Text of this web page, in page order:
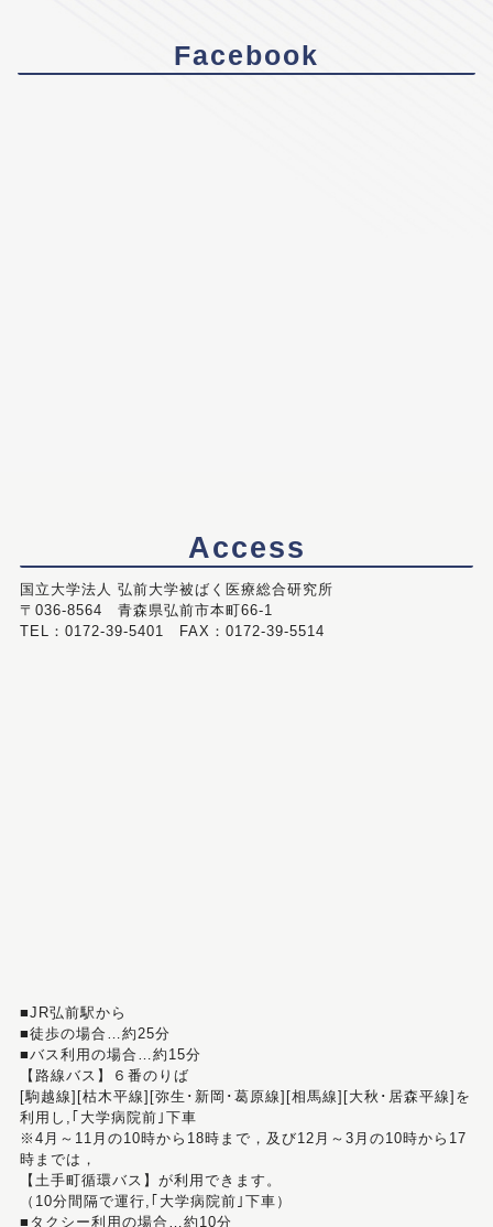
Facebook
Access
国立大学法人 弘前大学被ばく医療総合研究所
〒036-8564 青森県弘前市本町66-1
TEL：0172-39-5401 FAX：0172-39-5514
■JR弘前駅から
■徒歩の場合…約25分
■バス利用の場合…約15分
【路線バス】６番のりば
[駒越線][枯木平線][弥生･新岡･葛原線][相馬線][大秋･居森平線]を
利用し,｢大学病院前｣下車
※4月～11月の10時から18時まで，及び12月～3月の10時から17
時までは，
【土手町循環バス】が利用できます。
（10分間隔で運行,｢大学病院前｣下車）
■タクシー利用の場合…約10分